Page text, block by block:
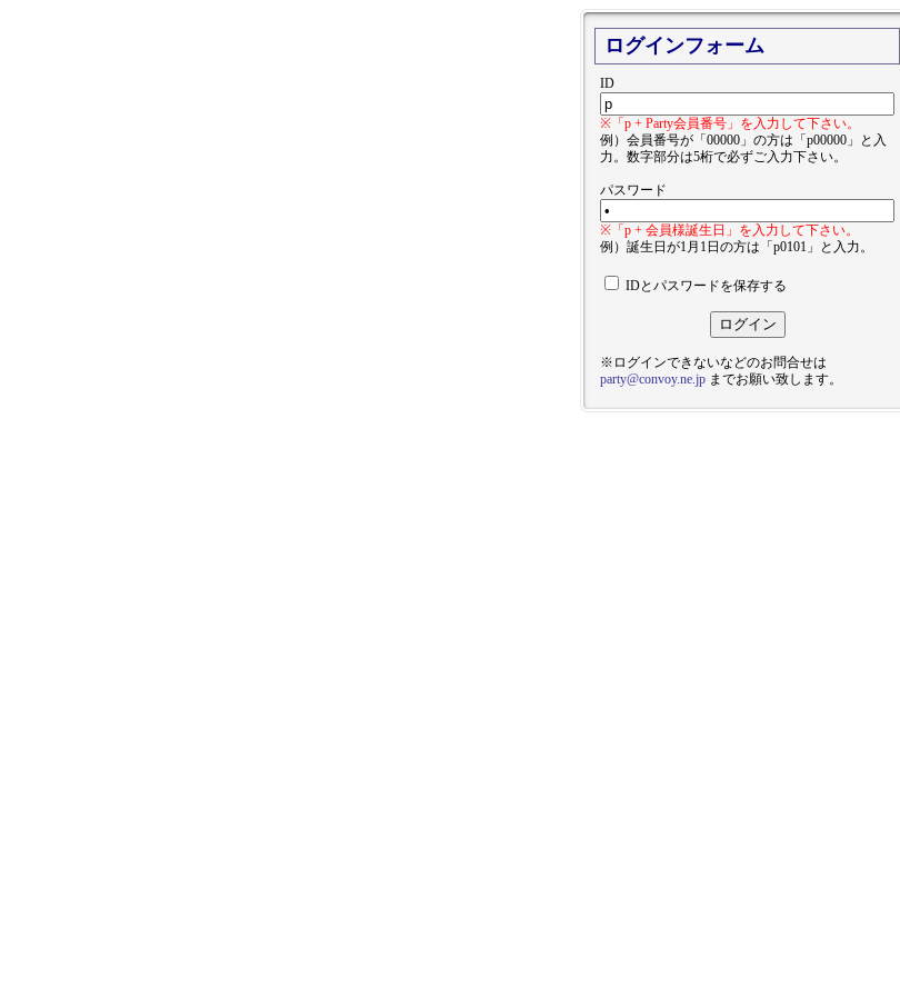
ログインフォーム
ID
※「p + Party会員番号」を入力して下さい。
例）会員番号が「00000」の方は「p00000」と入
力。数字部分は5桁で必ずご入力下さい。
パスワード
※「p + 会員様誕生日」を入力して下さい。
例）誕生日が1月1日の方は「p0101」と入力。
IDとパスワードを保存する
※ログインできないなどのお問合せは
party@convoy.ne.jp までお願い致します。